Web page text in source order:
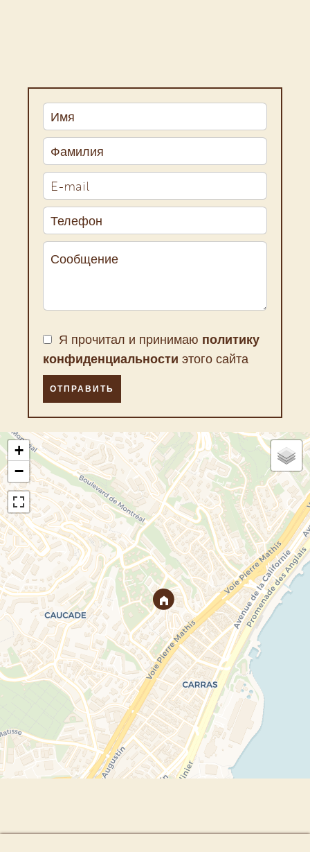
Я прочитал и принимаю политику
конфиденциальности этого сайта
ОТПРАВИТЬ
+
−